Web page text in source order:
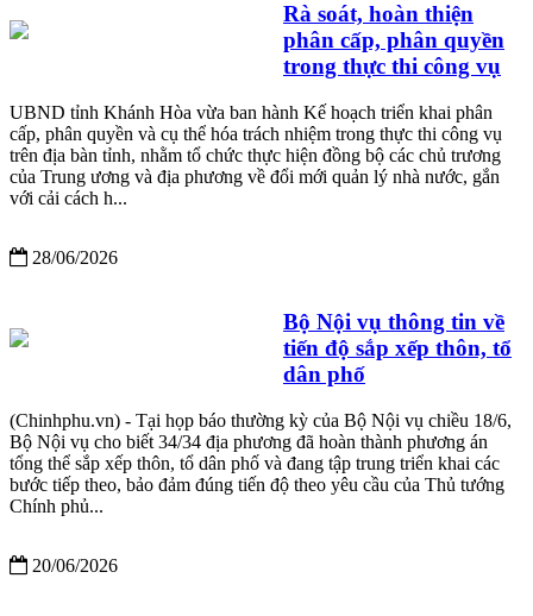
Rà soát, hoàn thiện
phân cấp, phân quyền
trong thực thi công vụ
UBND tỉnh Khánh Hòa vừa ban hành Kế hoạch triển khai phân
cấp, phân quyền và cụ thể hóa trách nhiệm trong thực thi công vụ
trên địa bàn tỉnh, nhằm tổ chức thực hiện đồng bộ các chủ trương
của Trung ương và địa phương về đổi mới quản lý nhà nước, gắn
với cải cách h...
28/06/2026
Bộ Nội vụ thông tin về
tiến độ sắp xếp thôn, tổ
dân phố
(Chinhphu.vn) - Tại họp báo thường kỳ của Bộ Nội vụ chiều 18/6,
Bộ Nội vụ cho biết 34/34 địa phương đã hoàn thành phương án
tổng thể sắp xếp thôn, tổ dân phố và đang tập trung triển khai các
bước tiếp theo, bảo đảm đúng tiến độ theo yêu cầu của Thủ tướng
Chính phủ...
20/06/2026